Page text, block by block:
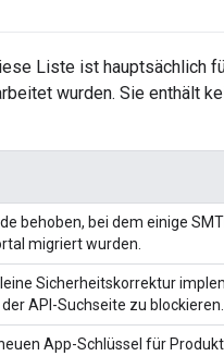
Liste ist hauptsächlich
wurden. Sie enthält
behoben, bei dem einige
migriert wurden.
Sicherheitskorrektur
API-Suchseite zu blockieren.
App-Schlüssel für